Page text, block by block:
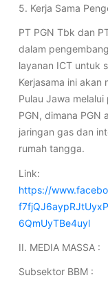
5. Kerja Sama
PT PGN Tbk dan
dalam
layanan ICT untuk
Kerjasama ini
Pulau Jawa
PGN, dimana PGN
jaringan gas dan
rumah tangga.
Link:
https://
6QmUyTBe4uyl
II. MEDIA MASSA :
Subsektor BBM :